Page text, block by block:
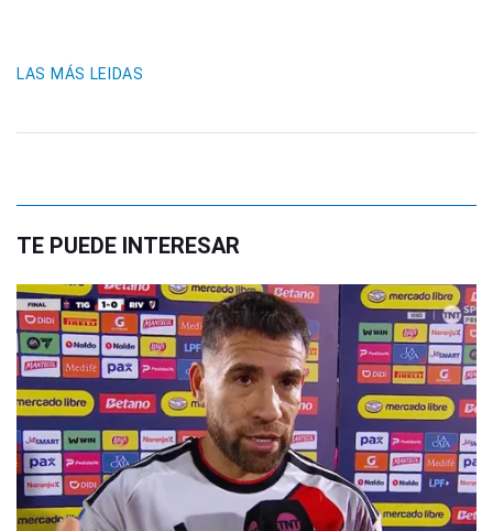
LAS MÁS LEIDAS
TE PUEDE INTERESAR